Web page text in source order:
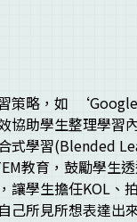
策略，如
助學生整理學習
式學習(Blended
教育，鼓勵學生
讓學生擔任KOL、
己所見所想表達出